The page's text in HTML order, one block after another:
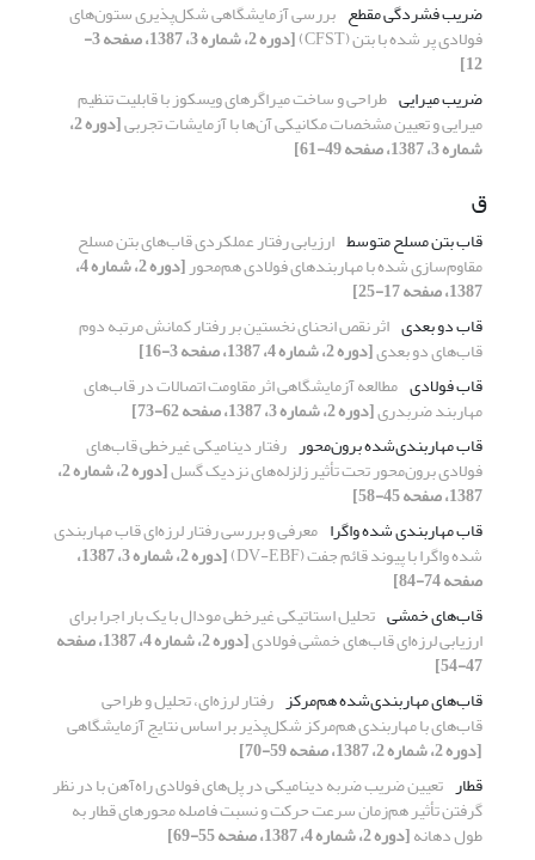
ضریب فشردگی مقطع بررسی آزمایشگاهی شکل‌پذیری ستون‌های
فولادی پر شده با بتن (CFST) [دوره 2، شماره 3، 1387، صفحه 3-
12]
ضریب میرایی طراحی و ساخت میراگرهای ویسکوز با قابلیت تنظیم
میرایی و تعیین مشخصات مکانیکی آن‌ها با آزمایشات تجربی [دوره 2،
شماره 3، 1387، صفحه 49-61]
ق
قاب بتن مسلح متوسط ارزیابی رفتار عملکردی قاب‌های بتن مسلح
مقاوم‌سازی شده با مهاربندهای فولادی هم‌محور [دوره 2، شماره 4،
1387، صفحه 17-25]
قاب دو بعدی اثر نقص انحنای نخستین بر رفتار کمانش مرتبه دوم
قاب‌های دو بعدی[دوره 2، شماره 4، 1387، صفحه 3-16]
قاب فولادی مطالعه آزمایشگاهی اثر مقاومت اتصالات در قاب‌های
مهاربند ضربدری[دوره 2، شماره 3، 1387، صفحه 62-73]
قاب مهاربندی‌شده برون‌محور رفتار دینامیکی غیرخطی قاب‌های
فولادی برون‌محور تحت تأثیر زلزله‌های نزدیک گسل [دوره 2، شماره 2،
1387، صفحه 45-58]
قاب مهاربندی شده واگرا معرفی و بررسی رفتار لرزه‌ای قاب مهاربندی
شده واگرا با پیوند قائم جفت (DV-EBF) [دوره 2، شماره 3، 1387،
صفحه 74-84]
قاب‌های خمشی تحلیل استاتیکی غیرخطی مودال با یک بار اجرا برای
ارزیابی لرزه‌ای قاب‌های خمشی فولادی [دوره 2، شماره 4، 1387، صفحه
47-54]
قاب‌های مهاربندی‌شده هم‌مرکز رفتار لرزه‌ای، تحلیل و طراحی
قاب‌های با مهاربندی هم‌مرکز شکل‌پذیر بر اساس نتایج آزمایشگاهی
[دوره 2، شماره 2، 1387، صفحه 59-70]
قطار تعیین ضریب ضربه دینامیکی در پل‌های فولادی راه‌آهن با در نظر
گرفتن تأثیر هم‌زمان سرعت حرکت و نسبت فاصله محورهای قطار به
طول دهانه[دوره 2، شماره 4، 1387، صفحه 55-69]